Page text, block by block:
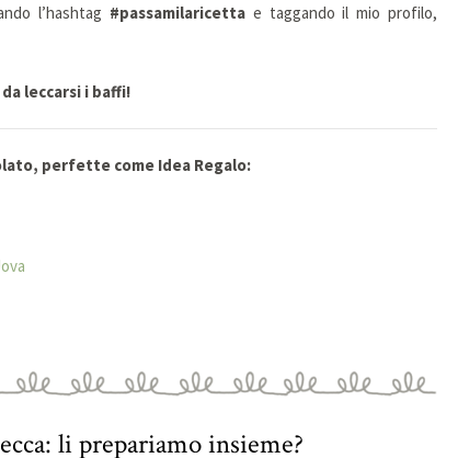
l’hashtag #passamilaricetta e taggando il mio profilo,
leccarsi i baffi!
perfette come Idea Regalo:
li prepariamo insieme?